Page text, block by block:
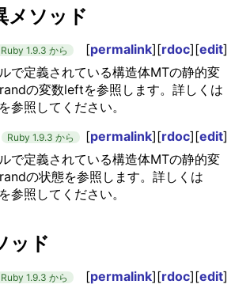
ソッド
Ruby 1.9.3 から [permalink][rdoc][edit]
で定義されている構造体MTの静的変
の変数leftを参照します。詳しくは
参照してください。
Ruby 1.9.3 から [permalink][rdoc][edit]
で定義されている構造体MTの静的変
の状態を参照します。詳しくは
参照してください。
ッド
Ruby 1.9.3 から [permalink][rdoc][edit]